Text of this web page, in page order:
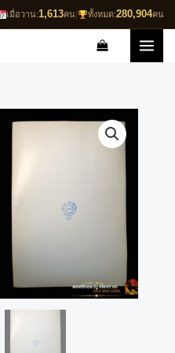
เมื่อวาน:1,613คน| ทั้งหมด:280,904คน